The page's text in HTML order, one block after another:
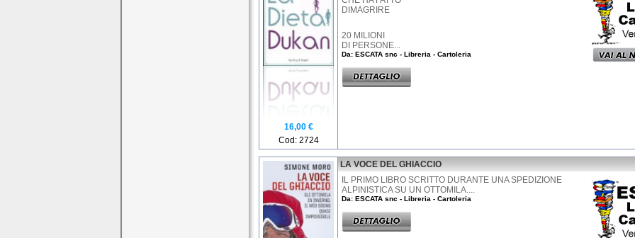
16,00 €
Cod: 2724
DIMAGRIRE
20 MILIONI
DI PERSONE...
Da: ESCATA snc - Libreria - Cartoleria
LA VOCE DEL GHIACCIO
IL PRIMO LIBRO SCRITTO DURANTE UNA SPEDIZIONE
ALPINISTICA SU UN OTTOMILA....
Da: ESCATA snc - Libreria - Cartoleria